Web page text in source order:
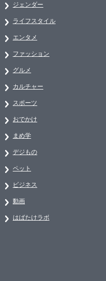
ジェンダー
ライフスタイル
エンタメ
ファッション
グルメ
カルチャー
スポーツ
おでかけ
まめ学
デジもの
ペット
ビジネス
動画
はばたけラボ